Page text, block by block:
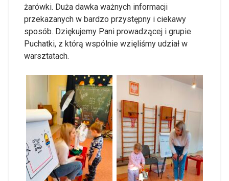
żarówki. Duża dawka ważnych informacji
przekazanych w bardzo przystępny i ciekawy
sposób. Dziękujemy Pani prowadzącej i grupie
Puchatki, z którą wspólnie wzięliśmy udział w
warsztatach.